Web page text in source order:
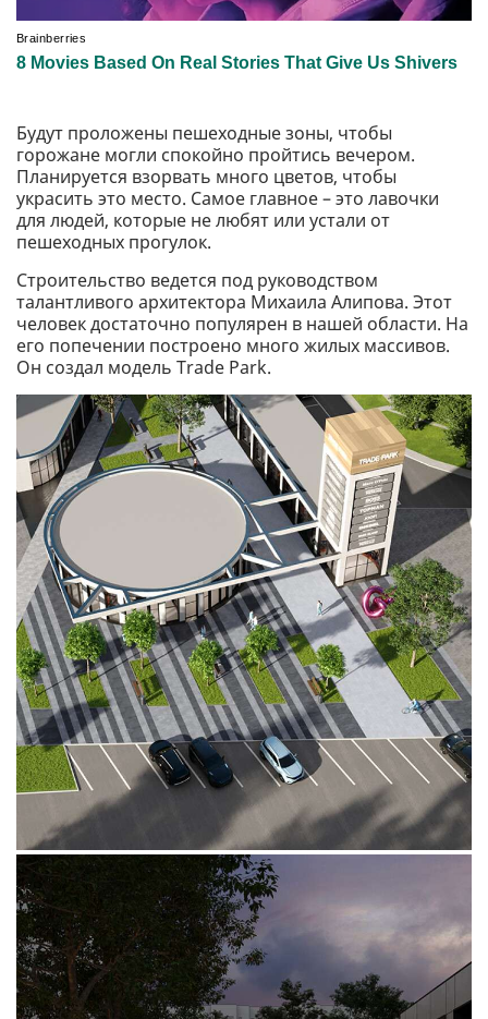
Будут проложены пешеходные зоны, чтобы
горожане могли спокойно пройтись вечером.
Планируется взорвать много цветов, чтобы
украсить это место. Самое главное – это лавочки
для людей, которые не любят или устали от
пешеходных прогулок.
Строительство ведется под руководством
талантливого архитектора Михаила Алипова. Этот
человек достаточно популярен в нашей области. На
его попечении построено много жилых массивов.
Он создал модель Trade Park.